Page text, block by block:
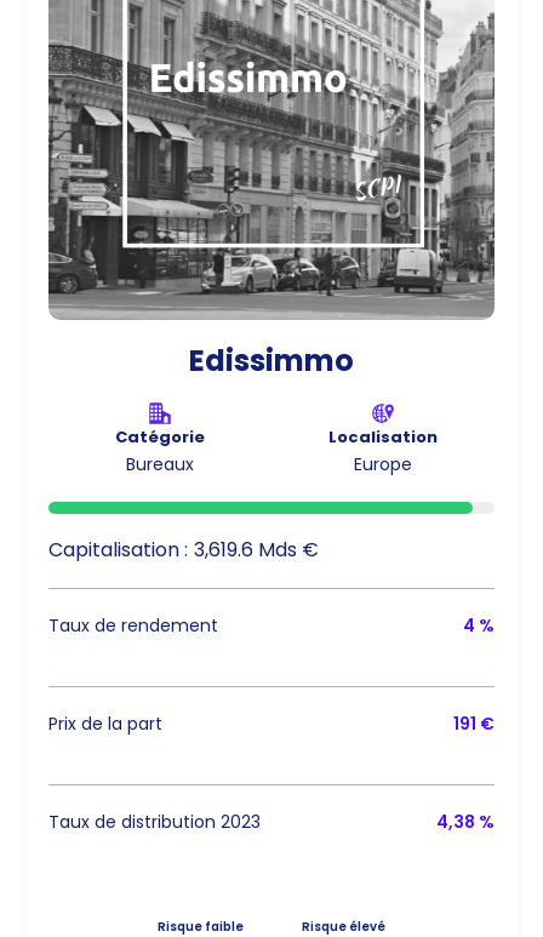
Edissimmo
Catégorie
Bureaux
Localisation
Europe
Capitalisation : 3,619.6 Mds €
Taux de rendement 4 %
Prix de la part 191 €
Taux de distribution 2023 4,38 %
Risque faible Risque élevé